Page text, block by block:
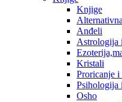
Knjige
Anđeli
Astrologija
Kristali
Proricanje i
Psihologija
Osho